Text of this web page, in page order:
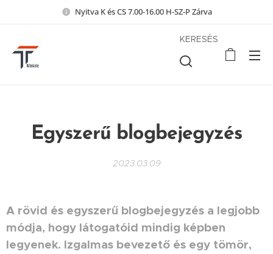
Nyitva K és CS 7.00-16.00 H-SZ-P Zárva
KERESÉS
Egyszerű blogbejegyzés
2023.03.09
A rövid és egyszerű blogbejegyzés a legjobb
módja, hogy látogatóid mindig képben
legyenek. Izgalmas bevezető és egy tömör,